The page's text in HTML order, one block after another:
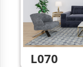
L070